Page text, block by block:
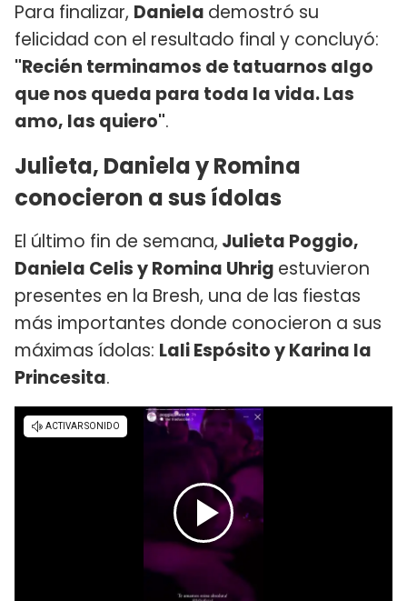
Para finalizar, Daniela demostró su
felicidad con el resultado final y concluyó:
"Recién terminamos de tatuarnos algo
que nos queda para toda la vida. Las
amo, las quiero".
Julieta, Daniela y Romina
conocieron a sus ídolas
El último fin de semana, Julieta Poggio,
Daniela Celis y Romina Uhrig estuvieron
presentes en la Bresh, una de las fiestas
más importantes donde conocieron a sus
máximas ídolas: Lali Espósito y Karina la
Princesita.